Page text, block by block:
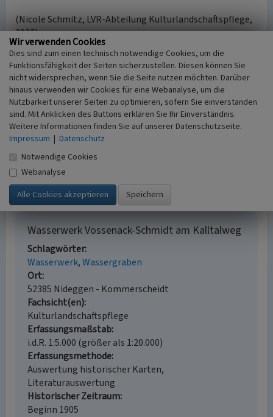
(Nicole Schmitz, LVR-Abteilung Kulturlandschaftspflege,
2023)
Quellen
Informationstafel am Wanderweg oberhalb des
Wasserwerkes.
Informationstafel an der Lambachpumpe in Vossenack
„Am Naturpfad“.
Internet
www.heimatbund-schmidt.de
Zeitungschronik, Monjoier Volksblatt 17.08.1934:
Wasserleitungsprojekt Schmidt-Vossenack“
16.08.2023)
Wasserwerk Vossenack-Schmidt am Kalltalweg
Schlagwörter
Wasserwerk Wassergraben
Ort
52385 Nideggen - Kommerscheidt
Fachsicht(en)
Kulturlandschaftspflege
Erfassungsmaßstab
i.d.R. 1:5.000 (größer als 1:20.000)
Erfassungsmethode
Auswertung historischer Karten,
Literaturauswertung
Historischer Zeitraum
Beginn 1905
Wir verwenden Cookies
Dies sind zum einen technisch notwendige Cookies, um die
Funktionsfähigkeit der Seiten sicherzustellen. Diesen können Sie
nicht widersprechen, wenn Sie die Seite nutzen möchten. Darüber
hinaus verwenden wir Cookies für eine Webanalyse, um die
Nutzbarkeit unserer Seiten zu optimieren, sofern Sie einverstanden
sind. Mit Anklicken des Buttons erklären Sie Ihr Einverständnis.
Weitere Informationen finden Sie auf unserer Datenschutzseite.
Impressum | Datenschutz
Notwendige Cookies
Webanalyse